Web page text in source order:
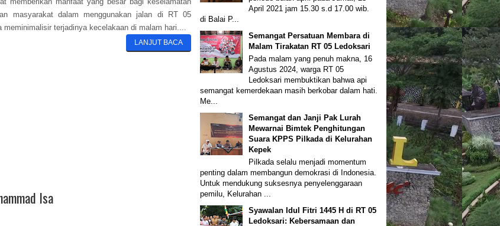
masyarakat dalam menggunakan jalan di RT 05
meminimalisir terjadinya kecelakaan di malam hari....
LANJUT BACA
Isa
April 2021 jam 15.30 s.d 17.00 wib.
di Balai P...
Semangat Persatuan Membara di
Malam Tirakatan RT 05 Ledoksari
Pada malam yang penuh makna, 16
Agustus 2024, warga RT 05
Ledoksari membuktikan bahwa api
semangat kemerdekaan masih berkobar dalam hati.
Me...
Semangat dan Janji Pak Lurah
Mewarnai Bimtek Penghitungan
Suara KPPS Pilkada di Kelurahan
Kepek
Pilkada selalu menjadi momentum
penting dalam membangun demokrasi di Indonesia.
Untuk mendukung suksesnya penyelenggaraan
pemilu, Kelurahan ...
Syawalan Idul Fitri 1445 H di RT 05
Ledoksari: Kebersamaan dan